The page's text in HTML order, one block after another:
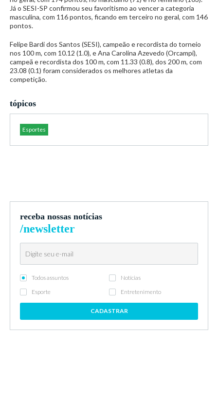
Já o SESI-SP confirmou seu favoritismo ao vencer a categoria
masculina, com 116 pontos, ficando em terceiro no geral, com 146
pontos.
Felipe Bardi dos Santos (SESI), campeão e recordista do torneio
nos 100 m, com 10.12 (1.0), e Ana Carolina Azevedo (Orcampi),
campeã e recordista dos 100 m, com 11.33 (0.8), dos 200 m, com
23.08 (0.1) foram considerados os melhores atletas da
competição.
tópicos
Esportes
receba nossas notícias
/newsletter
Todos assuntos
Notícias
Esporte
Entretenimento
CADASTRAR